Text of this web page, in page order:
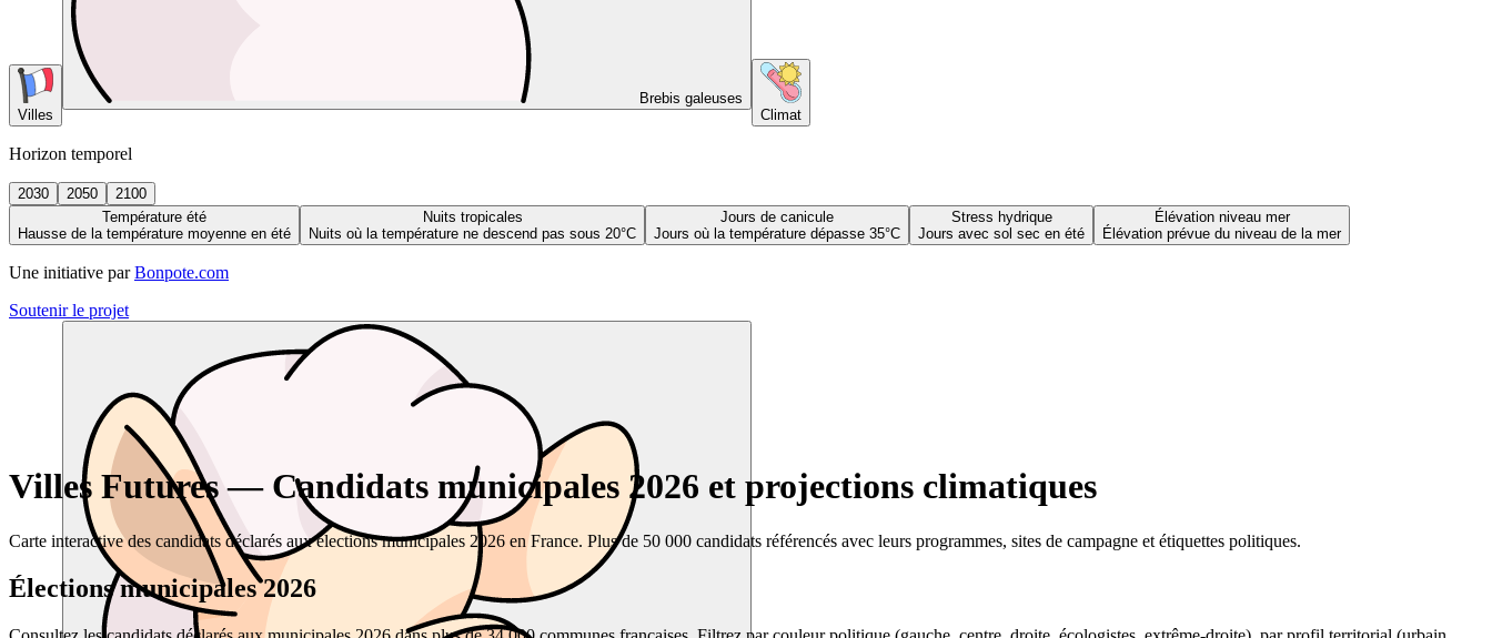
Villes
Brebis galeuses
Climat
Horizon temporel
2030 2050
2100
Température été
Hausse de la température moyenne en été
Nuits tropicales
Nuits où la température ne descend pas sous 20°C
Jours de canicule
Jours où la température dépasse 35°C
Stress hydrique
Jours avec sol sec en été
Élévation niveau mer
Élévation prévue du niveau de la mer
Une initiative par Bonpote.com
Soutenir le projet
Villes Futures — Candidats municipales 2026 et projections climatiques
Carte interactive des candidats déclarés aux élections municipales 2026 en France. Plus de 50 000 candidats référencés avec leurs programmes, sites de campagne et étiquettes politiques.
Élections municipales 2026